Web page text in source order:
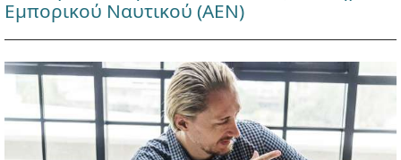
Εμπορικού Ναυτικού (ΑΕΝ)